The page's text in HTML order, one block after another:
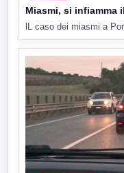
Miasmi, si
lL caso dei miasmi a